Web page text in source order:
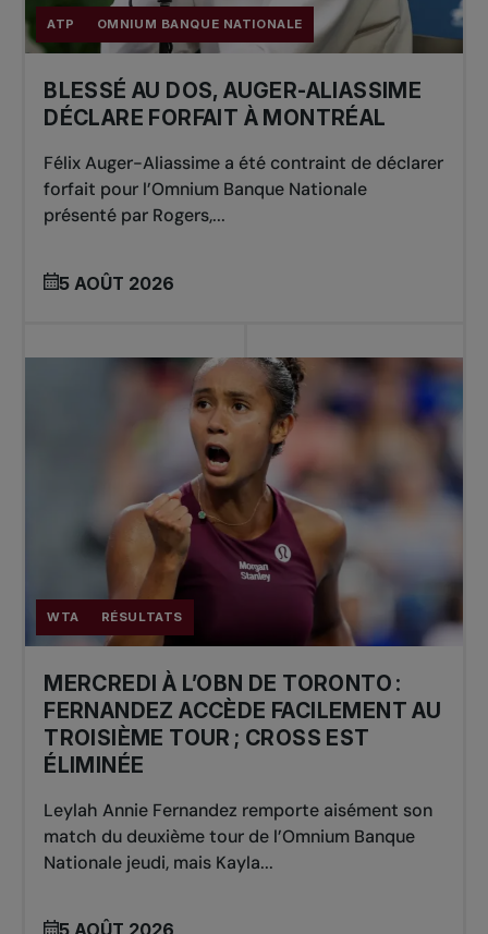
ATP OMNIUM BANQUE NATIONALE
BLESSÉ AU DOS, AUGER-ALIASSIME
DÉCLARE FORFAIT À MONTRÉAL
Félix Auger-Aliassime a été contraint de déclarer
forfait pour l’Omnium Banque Nationale
présenté par Rogers,...
5 AOÛT 2026
WTA RÉSULTATS
MERCREDI À L’OBN DE TORONTO :
FERNANDEZ ACCÈDE FACILEMENT AU
TROISIÈME TOUR ; CROSS EST
ÉLIMINÉE
Leylah Annie Fernandez remporte aisément son
match du deuxième tour de l’Omnium Banque
Nationale jeudi, mais Kayla...